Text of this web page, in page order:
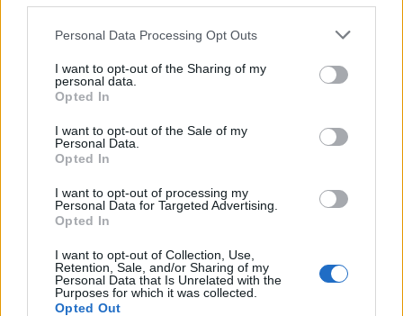
Please note that this website/app uses one or more Google
not limited to your visit or usage behaviour. You may click to
grant or deny consent to Google and its third-party tags to
use your data for below specified purposes in below Google
consent section.
Personal Data Processing Opt Outs
I want to opt-out of the Sharing of my
personal data.
Opted In
I want to opt-out of the Sale of my
Personal Data.
Opted In
I want to opt-out of processing my
Personal Data for Targeted Advertising.
Opted In
I want to opt-out of Collection, Use,
Retention, Sale, and/or Sharing of my
Personal Data that Is Unrelated with the
Purposes for which it was collected.
Opted Out
Aktuális
árnyékában?